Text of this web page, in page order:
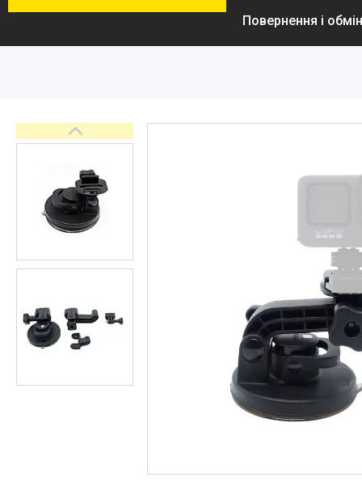
Студійні парасольки
Лампи для постійного та
імпульсного світла
Набори постійного світла для
фото і відео
Набори імпульсного світла
Поворотні столики
Все для предметної зйомки
Кільцеві лампи, товари для
Повернення і обмін